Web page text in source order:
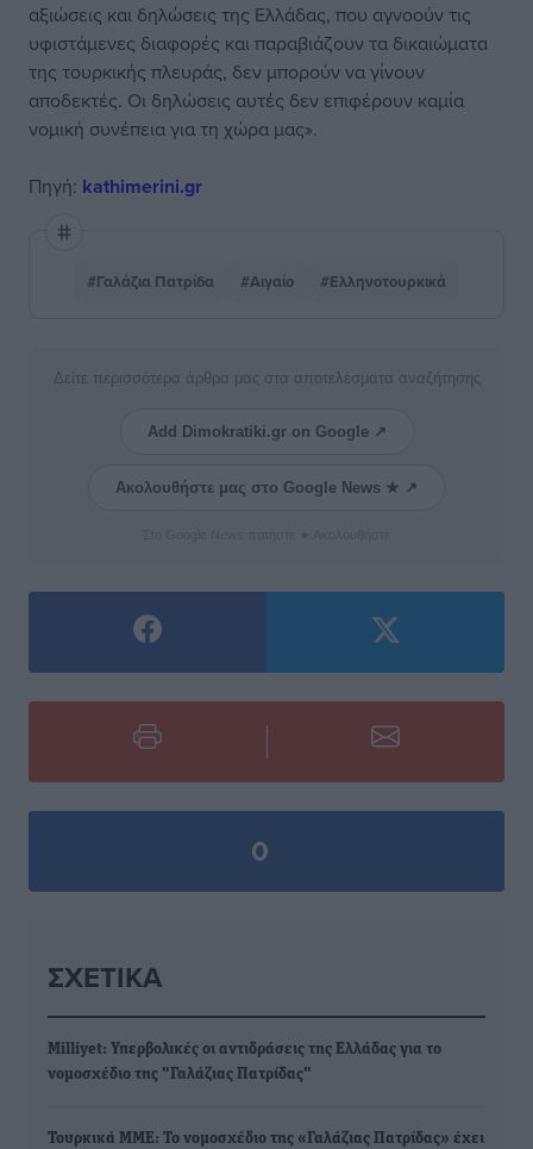
αξιώσεις και δηλώσεις της Ελλάδας, που αγνοούν τις
υφιστάμενες διαφορές και παραβιάζουν τα δικαιώματα
της τουρκικής πλευράς, δεν μπορούν να γίνουν
αποδεκτές. Οι δηλώσεις αυτές δεν επιφέρουν καμία
νομική συνέπεια για τη χώρα μας».
Πηγή: kathimerini.gr
#Γαλάζια Πατρίδα #Αιγαίο #Ελληνοτουρκικά
Δείτε περισσότερα άρθρα μας στα αποτελέσματα αναζήτησης
Add Dimokratiki.gr on Google ↗
Ακολουθήστε μας στο Google News ★ ↗
0
ΣΧΕΤΙΚΆ
Milliyet: Υπερβολικές οι αντιδράσεις της Ελλάδας για το
νομοσχέδιο της "Γαλάζιας Πατρίδας"
Τουρκικά ΜΜΕ: Το νομοσχέδιο της «Γαλάζιας Πατρίδας» έχει